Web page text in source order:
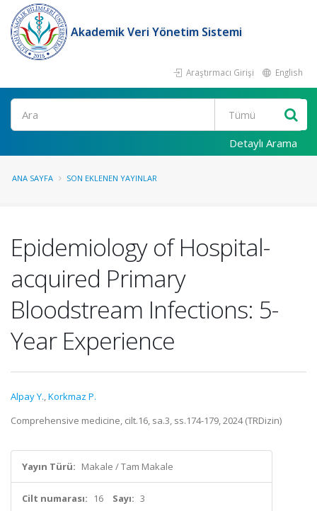
Akademik Veri Yönetim Sistemi
Araştırmacı Girişi English
Ara
Detaylı Arama
ANA SAYFA SON EKLENEN YAYINLAR
Epidemiology of Hospital-
acquired Primary
Bloodstream Infections: 5-
Year Experience
Alpay Y.,Korkmaz P.
Comprehensive medicine, cilt.16, sa.3, ss.174-179, 2024 (TRDizin)
Yayın Türü: Makale / Tam Makale
Cilt numarası: 16 Sayı: 3